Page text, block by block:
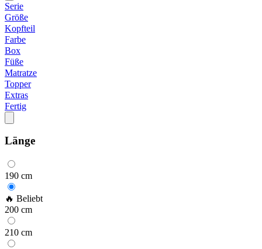
Serie
Größe
Kopfteil
Farbe
Box
Füße
Matratze
Topper
Extras
Fertig
Länge
190 cm
🔥 Beliebt
200 cm
210 cm